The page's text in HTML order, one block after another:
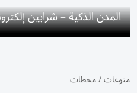
المدن الذكية – شرايين
منوعات/محطات